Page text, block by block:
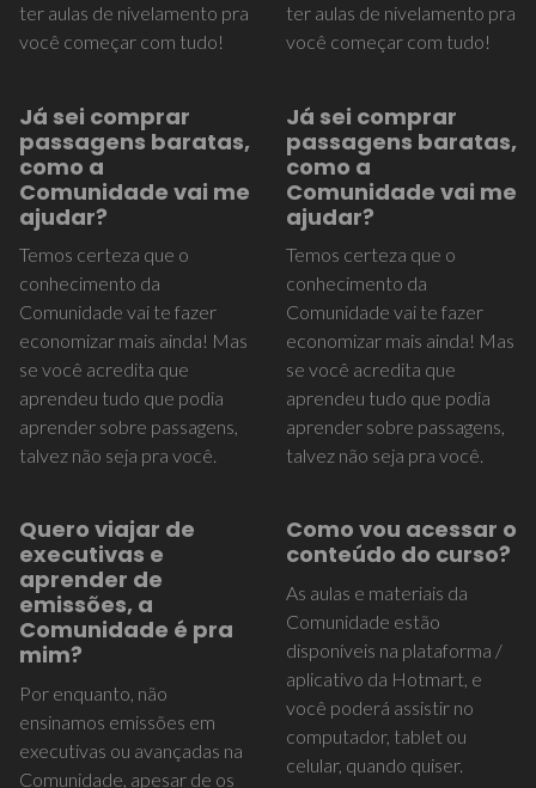
ter aulas de nivelamento pra
você começar com tudo!
ter aulas de nivelamento pra
você começar com tudo!
Já sei comprar
passagens baratas,
como a
Comunidade vai me
ajudar?
Temos certeza que o
conhecimento da
Comunidade vai te fazer
economizar mais ainda! Mas
se você acredita que
aprendeu tudo que podia
aprender sobre passagens,
talvez não seja pra você.
Já sei comprar
passagens baratas,
como a
Comunidade vai me
ajudar?
Temos certeza que o
conhecimento da
Comunidade vai te fazer
economizar mais ainda! Mas
se você acredita que
aprendeu tudo que podia
aprender sobre passagens,
talvez não seja pra você.
Quero viajar de
executivas e
aprender de
emissões, a
Comunidade é pra
mim?
Por enquanto, não
ensinamos emissões em
executivas ou avançadas na
Comunidade, apesar de os
Como vou acessar o
conteúdo do curso?
As aulas e materiais da
Comunidade estão
disponíveis na plataforma /
aplicativo da Hotmart, e
você poderá assistir no
computador, tablet ou
celular, quando quiser.